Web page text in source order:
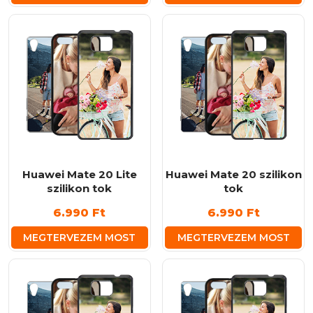
Huawei Mate 20 Lite
szilikon tok
6.990 Ft
MEGTERVEZEM MOST
Huawei Mate 20 szilikon
tok
6.990 Ft
MEGTERVEZEM MOST